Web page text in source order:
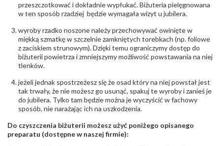
przeszczotkować i dokładnie wypłukać. Biżuteria pielęgnowana
w ten sposób rzadziej będzie wymagała wizyt u jubilera.
wyroby rzadko noszone należy przechowywać owinięte w
miękką szmatkę w szczelnie zamkniętych torebkach (np. foliowe
z zaciskiem strunowym). Dzięki temu ograniczymy dostęp do
biżuterii powietrza i zmniejszymy możliwość powstawania na niej
tlenków.
jeżeli jednak spostrzeżesz się że osad który na niej powstał jest
tak trwały, że nie możesz go usunąć, spakuj te wyroby i zanieś je
do jubilera. Tylko tam będzie można je wyczyścić w fachowy
sposób, nie narażając ich na uszkodzenia.
Do czyszczenia biżuterii możesz użyć poniżego opisanego
preparatu (dostępne w naszej firmie):